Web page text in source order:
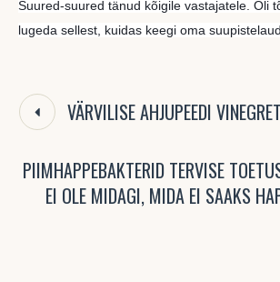
Suured-suured tänud kõigile vastajatele. Oli
lugeda sellest, kuidas keegi oma
VÄRVILISE AHJUPEEDI
PIIMHAPPEBAKTERID TERVISE
EI OLE MIDAGI, MIDA EI SAAKS